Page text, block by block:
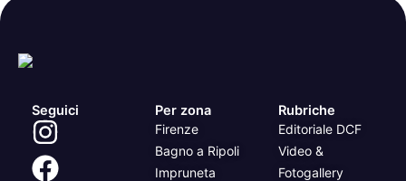
Seguici Per zona
Firenze
Bagno a Ripoli
Impruneta
Rubriche
Editoriale DCF
Video &
Fotogallery